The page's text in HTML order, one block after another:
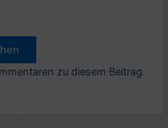
zu diesem Beitrag.